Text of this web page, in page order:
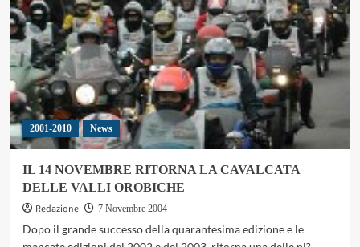
BIAGGI
SULLA
PISTA
DI
LATINA
2001-2010 News
IL 14 NOVEMBRE RITORNA LA CAVALCATA
DELLE VALLI OROBICHE
Redazione
7 Novembre 2004
Dopo il grande successo della quarantesima edizione e le